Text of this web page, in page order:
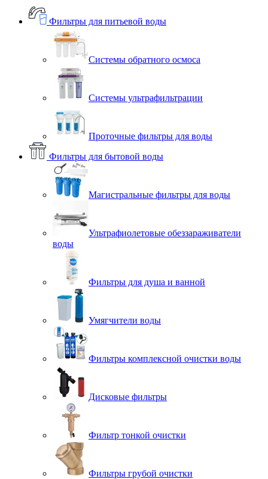
Фильтры для питьевой воды
Системы обратного осмоса
Системы ультрафильтрации
Проточные фильтры для воды
Фильтры для бытовой воды
Магистральные фильтры для воды
Ультрафиолетовые обеззараживатели
воды
Фильтры для душа и ванной
Умягчители воды
Фильтры комплексной очистки воды
Дисковые фильтры
Фильтр тонкой очистки
Фильтры грубой очистки